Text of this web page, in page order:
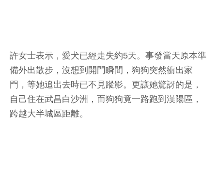
許女士表示，愛犬已經走失約5天。事發當天原本準
備外出散步，沒想到開門瞬間，狗狗突然衝出家
門，等她追出去時已不見蹤影。更讓她驚訝的是，
自己住在武昌白沙洲，而狗狗竟一路跑到漢陽區，
跨越大半城區距離。